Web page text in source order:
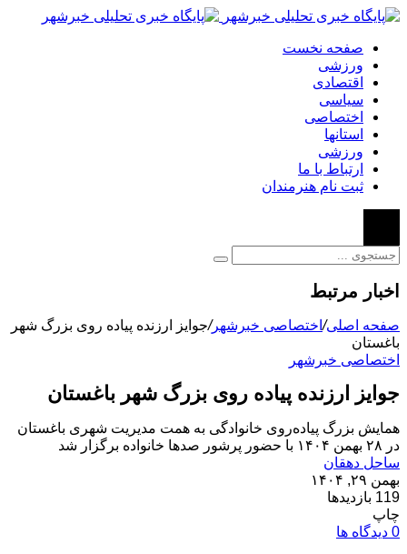
صفحه نخست
ورزشی
اقتصادی
سیاسی
اختصاصی
استانها
ورزشی
ارتباط با ما
ثبت نام هنرمندان
اخبار مرتبط
صفحه اصلی/اختصاصی خبرشهر/جوایز ارزنده پیاده روی بزرگ شهر
باغستان
اختصاصی خبرشهر
جوایز ارزنده پیاده روی بزرگ شهر باغستان
همایش بزرگ پیاده‌روی خانوادگی به همت مدیریت شهری باغستان
در ۲۸ بهمن ۱۴۰۴ با حضور پرشور صدها خانواده برگزار شد
ساحل دهقان
بهمن ۲۹, ۱۴۰۴
119 بازدیدها
چاپ
0 دیدگاه ها